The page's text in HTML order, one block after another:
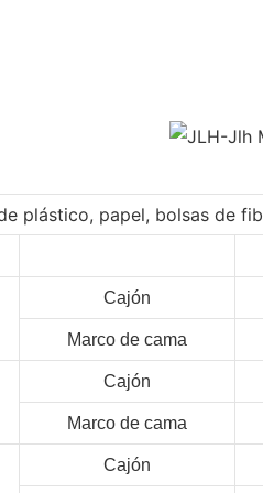
plástico, papel, bolsas de
Cajón
Marco de cama
Cajón
Marco de cama
Cajón